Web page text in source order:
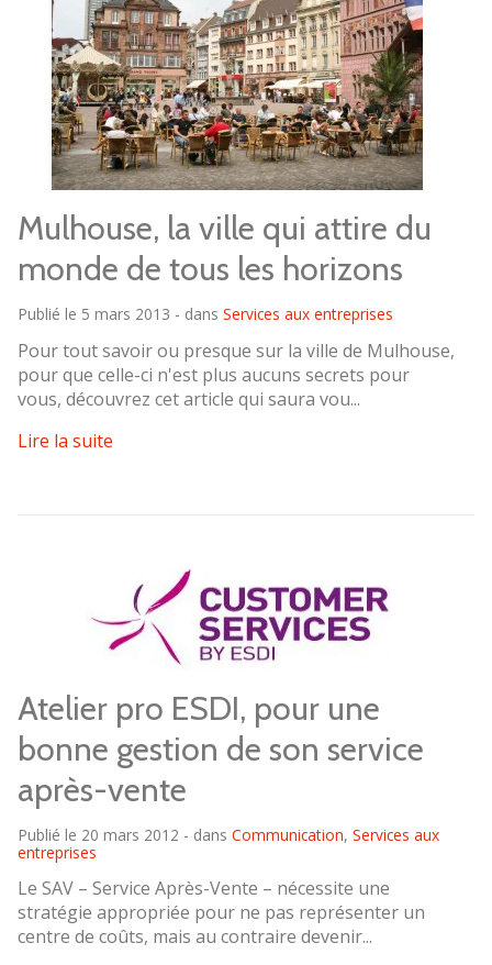
Mulhouse, la ville qui attire du
monde de tous les horizons
Publié le 5 mars 2013 - dans Services aux entreprises
Pour tout savoir ou presque sur la ville de Mulhouse,
pour que celle-ci n'est plus aucuns secrets pour
vous, découvrez cet article qui saura vou...
Lire la suite
Atelier pro ESDI, pour une
bonne gestion de son service
après-vente
Publié le 20 mars 2012 - dans Communication, Services aux
entreprises
Le SAV – Service Après-Vente – nécessite une
stratégie appropriée pour ne pas représenter un
centre de coûts, mais au contraire devenir...